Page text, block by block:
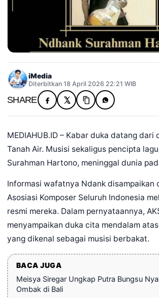
iMedia
Diterbitkan 18 April 2026 22:21 WIB
SHARE
MEDIAHUB.ID – Kabar duka datang dari
Tanah Air. Musisi sekaligus pencipta
Surahman Hartono, meninggal dunia
Informasi wafatnya Ndank disampaikan
Asosiasi Komposer Seluruh Indonesia
resmi mereka. Dalam pernyataannya,
menyampaikan duka cita mendalam
yang dikenal sebagai musisi berbakat.
BACA JUGA
Meisya Siregar Ungkap Putra Bungsu
Ombak di Bali